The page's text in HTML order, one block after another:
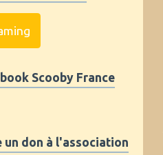
Scooby France
un don à l'association